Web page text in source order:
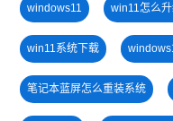
windows11 win11怎么
win11系统下载
笔记本蓝屏怎么重装系统